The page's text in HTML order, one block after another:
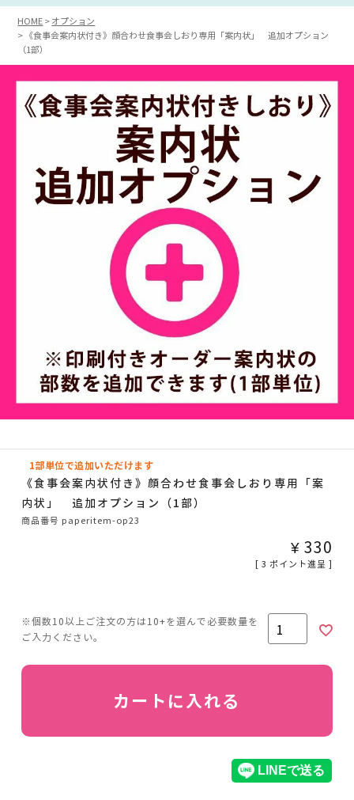
HOME
オプション
《食事会案内状付き》顔合わせ食事会しおり専用「案内状」 追加オプション
（1部）
1部単位で追加いただけます
《食事会案内状付き》顔合わせ食事会しおり専用「案
内状」 追加オプション（1部）
商品番号 paperitem-op23
¥ 330
[ 3 ポイント進呈 ]
カートに入れる